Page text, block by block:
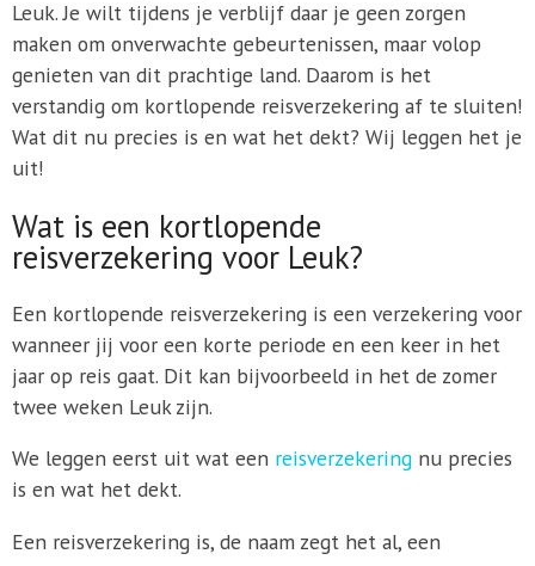
Leuk. Je wilt tijdens je verblijf daar je geen zorgen
maken om onverwachte gebeurtenissen, maar volop
genieten van dit prachtige land. Daarom is het
verstandig om kortlopende reisverzekering af te sluiten!
Wat dit nu precies is en wat het dekt? Wij leggen het je
uit!
Wat is een kortlopende
reisverzekering voor Leuk?
Een kortlopende reisverzekering is een verzekering voor
wanneer jij voor een korte periode en een keer in het
jaar op reis gaat. Dit kan bijvoorbeeld in het de zomer
twee weken Leuk zijn.
We leggen eerst uit wat een reisverzekeringnu precies
is en wat het dekt.
Een reisverzekering is, de naam zegt het al, een